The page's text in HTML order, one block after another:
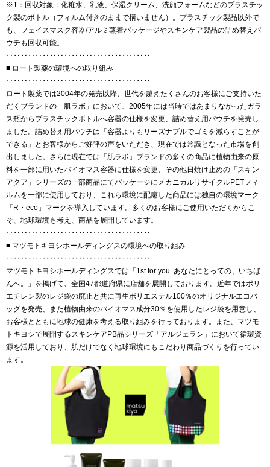
※1：回収対象：化粧水、乳液、保湿クリーム、洗顔フォームなどのプラスチッ
ク製のボトル（フィルム付きのままで構いません）。プラスチック製品以外で
も、フェイスマスク容器/アルミ蒸着パッケージやスキンケア製品の詰め替えパ
ウチも回収可能。
‥‥‥‥‥‥‥‥‥‥‥‥‥‥‥‥‥‥‥‥
■ ロート製薬の環境への取り組み
‥‥‥‥‥‥‥‥‥‥‥‥‥‥‥‥‥‥‥‥
ロート製薬では2004年の発売以降、世代を越えたくさんのお客様にご支持いた
だくブランドの「肌ラボ」において、2005年には当時ではあまりなかったガラ
ス瓶からプラスチックボトルへ容器の仕様を変更、詰め替え用パウチを発売し
ました。詰め替え用パウチは「容器よりもリーズナブルでゴミを減らすことが
できる」とお客様からご好評の声をいただき、現在では常識となった市場を創
出しました。さらに現在では「肌ラボ」ブランドの多くの商品に植物由来の原
料を一部に用いたバイオマス容器に仕様を変更、その他日焼け止めの「スキン
アクア」シリーズの一部商品にてパッケージにメカニカルリサイクルPETフィ
ルムを一部に使用しており、これら環境に配慮した商品には独自の環境マーク
「R・eco」マークを導入しています。多くのお客様にご使用いただくからこ
そ、地球環境も考え、商品を展開しています。
‥‥‥‥‥‥‥‥‥‥‥‥‥‥‥‥‥‥‥‥
■ マツモトキヨシホールディングスの環境への取り組み
‥‥‥‥‥‥‥‥‥‥‥‥‥‥‥‥‥‥‥‥
マツモトキヨシホールディングスでは「1st for you. あなたにとっての、いちば
んへ。」を掲げて、全国47都道府県に店舗を展開しております。近年ではポリ
エチレン製のレジ袋の廃止と共に再生ポリエステル100％のオリジナルエコバ
ッグを発売、また植物由来のバイオマス成分30％を使用したレジ袋を用意し、
お客様とともに地球の健康を考える取り組みを行っております。また、マツモ
トキヨシで展開するスキンケアPB品シリーズ「アルジェラン」において循環資
源を活用しており、肌だけでなく地球環境にもこだわり商品づくりを行ってい
ます。